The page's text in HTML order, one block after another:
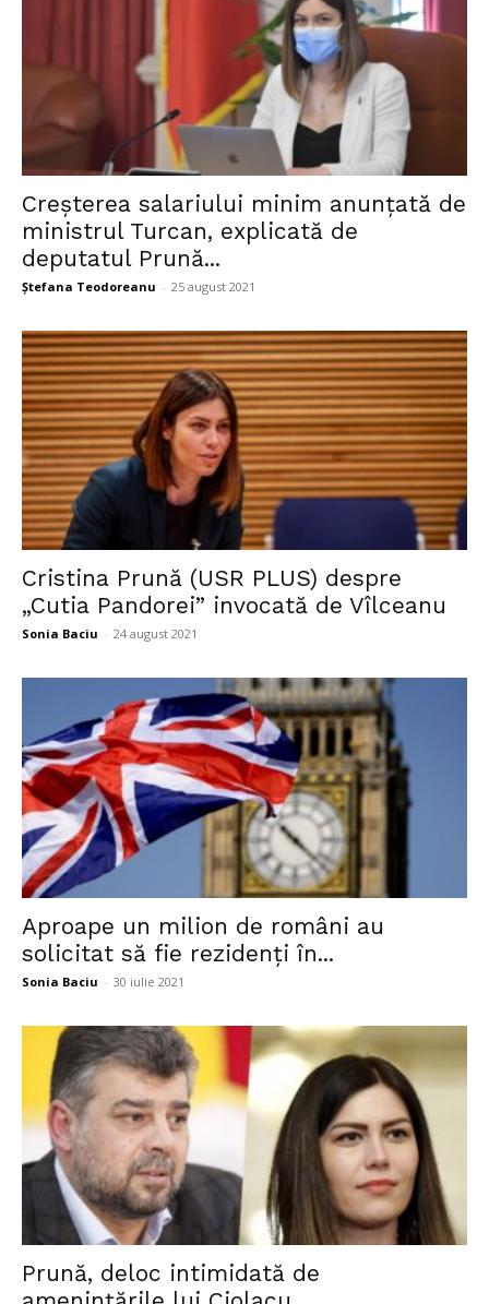
Creșterea salariului minim anunțată de
ministrul Turcan, explicată de
deputatul Prună...
Ștefana Teodoreanu - 25 august 2021
Cristina Prună (USR PLUS) despre
„Cutia Pandorei” invocată de Vîlceanu
Sonia Baciu - 24 august 2021
Aproape un milion de români au
solicitat să fie rezidenți în...
Sonia Baciu - 30 iulie 2021
Prună, deloc intimidată de